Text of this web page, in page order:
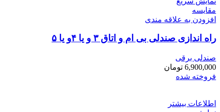
مقايسه
افزودن به علاقه مندی
راه اندازی صندلی بی ام و اتاق ۳ و یا ۴و یا ۵
صندلی برقی
6,900,000 تومان
فروخته شده
اطلاعات بیشتر